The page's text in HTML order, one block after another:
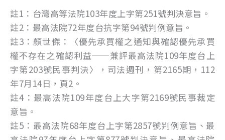
註1：台灣高等法院103年度上字第251號判決意旨。
註2：最高法院72年度台抗字第94號判例意旨。
註3：顏世傑：〈優先承買權之通知與確認優先承買
權不存在之確認利益──兼評最高法院109年度台上
字第203號民事判決〉，司法週刊，第2165期，112
年7月14日，頁2。
註4：最高法院109年度台上大字第2169號民事裁定
意旨。
註5：最高法院68年度台上字第2857號判例意旨、最